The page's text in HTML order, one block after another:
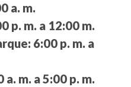
a. m.
p. m. a 12:00 m.
6:00 p. m. a
a. m. a 5:00 p. m.